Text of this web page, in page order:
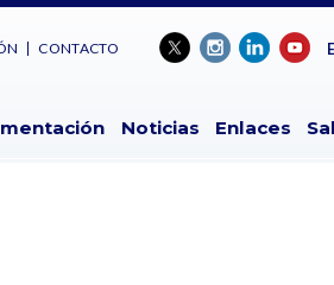
CONTACTO
Noticias Enlaces